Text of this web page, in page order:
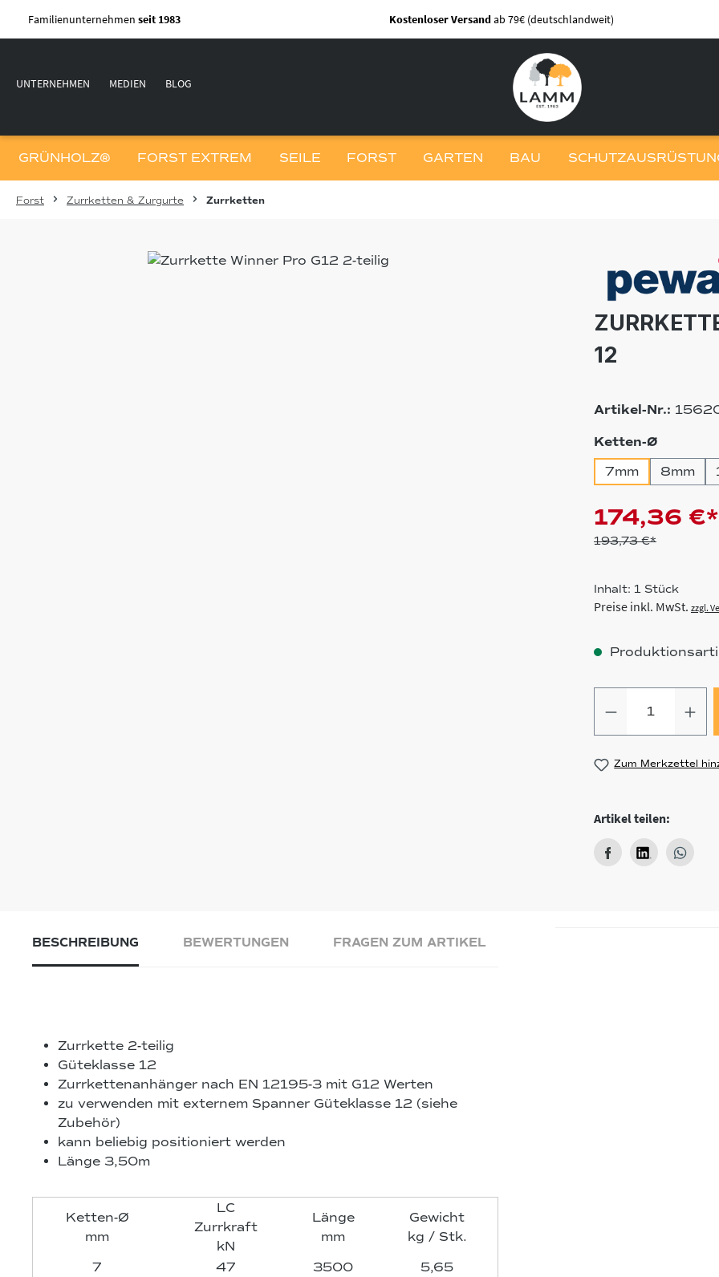
Hauptinhalt springen
Zur Suche springen
Zur Hauptnavigation springen
Familienunternehmen seit 1983 Kostenloser Versandab 79€ (deutschlandweit)
UNTERNEHMEN MEDIEN BLOG
GRÜNHOLZ® FORST EXTREM SEILE FORST GARTEN BAU
Forst Zurrketten & Zurgurte Zurrketten
Bildergalerie überspringen
12
Artikel-Nr.:
Ketten-Ø
7mm
8mm
174,36 €*
193,73 €*
Inhalt: 1 Stück
Preise inkl. MwSt. zzgl.
Produkt
Zum Merkzettel
Artikel teilen:
BESCHREIBUNG BEWERTUNGEN FRAGEN ZUM ARTIKEL
Zurrkette 2-teilig
Güteklasse 12
Zurrkettenanhänger nach EN 12195-3 mit G12 Werten
zu verwenden mit externem Spanner Güteklasse 12 (siehe
Zubehör)
kann beliebig positioniert werden
Länge 3,50m
Ketten-Ø
mm
LC
Zurrkraft
kN
Länge
mm
Gewicht
kg / Stk.
7
47 3500
5,65